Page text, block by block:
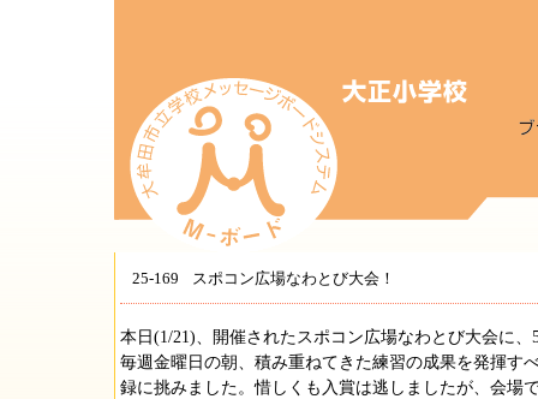
25-169 スポコン広場なわとび大会！
本日(1/21)、開催されたスポコン広場なわとび大会に
毎週金曜日の朝、積み重ねてきた練習の成果を発揮す
録に挑みました。惜しくも入賞は逃しましたが、会場